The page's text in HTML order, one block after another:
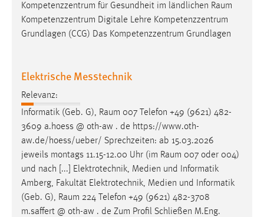
Kompetenzzentrum für Gesundheit im ländlichen Raum
Kompetenzzentrum Digitale Lehre Kompetenzzentrum
Grundlagen (CCG) Das Kompetenzzentrum Grundlagen
Elektrische Messtechnik
Relevanz:
Informatik (Geb. G), Raum 007 Telefon +49 (9621) 482-
3609 a.hoess @ oth-aw . de https://www.oth-
aw.de/hoess/ueber/ Sprechzeiten: ab 15.03.2026
jeweils montags 11.15-12.00 Uhr (im Raum 007 oder 004)
und nach [...] Elektrotechnik, Medien und Informatik
Amberg, Fakultät Elektrotechnik, Medien und Informatik
(Geb. G), Raum 224 Telefon +49 (9621) 482-3708
m.saffert @ oth-aw . de Zum Profil Schließen M.Eng.
Chat
chat-frame-style-5e9dbeb1811c0446
Zweck:
Wird benötigt um die Chatfunktion nutzen zu können.
Cookie Laufzeit:
5e9dbeb1811c0446 = Sitzungslaufzeit, mibew_locale = 3
Jahre, MIBEW_UserID = 1 Jahr
Login